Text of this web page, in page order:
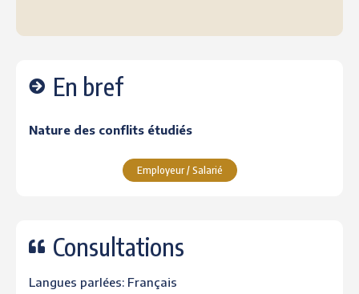
En bref
Nature des conflits étudiés
Employeur / Salarié
Consultations
Langues parlées: Français